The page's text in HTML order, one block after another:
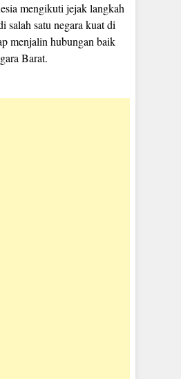
mengikuti jejak langkah
salah satu negara kuat di
menjalin hubungan baik
Barat.